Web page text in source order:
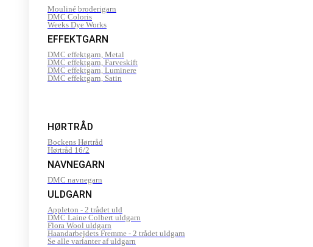
Mouliné broderigarn
DMC Coloris
Weeks Dye Works
EFFEKTGARN
DMC effektgarn, Metal
DMC effektgarn, Farveskift
DMC effektgarn, Luminere
DMC effektgarn, Satin
HØRTRÅD
Bockens Hørtråd
Hørtråd 16/2
NAVNEGARN
DMC navnegarn
ULDGARN
Appleton - 2 trådet uld
DMC Laine Colbert uldgarn
Flora Wool uldgarn
Haandarbejdets Fremme - 2 trådet uldgarn
Se alle varianter af uldgarn